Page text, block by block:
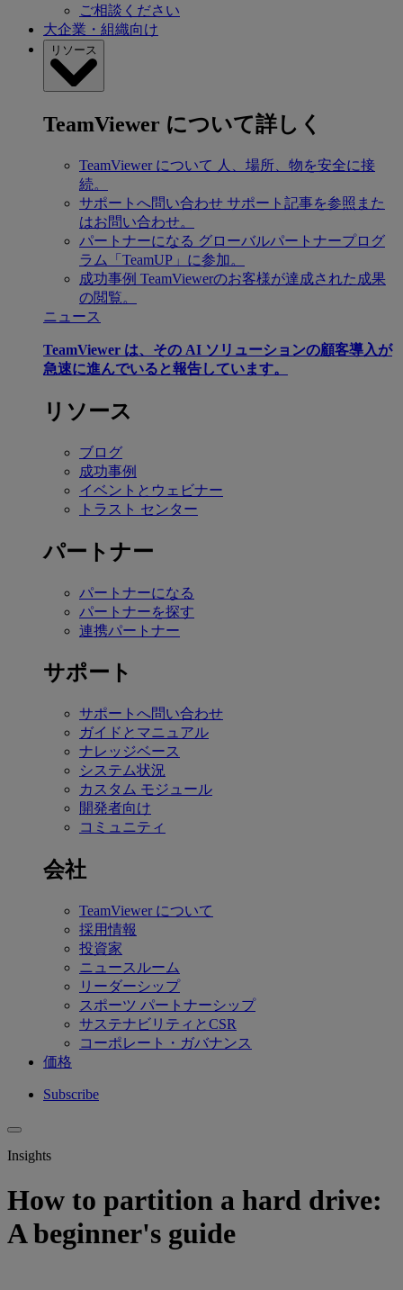
ご相談ください
大企業・組織向け
リソース
TeamViewer について詳しく
TeamViewer について 人、場所、物を安全に接
続。
サポートへ問い合わせ サポート記事を参照また
はお問い合わせ。
パートナーになる グローバルパートナープログ
ラム「TeamUP」に参加。
成功事例 TeamViewerのお客様が達成された成果
の閲覧。
ニュース
TeamViewer は、その AI ソリューションの顧客導入が
急速に進んでいると報告しています。
リソース
ブログ
成功事例
イベントとウェビナー
トラスト センター
パートナー
パートナーになる
パートナーを探す
連携パートナー
サポート
サポートへ問い合わせ
ガイドとマニュアル
ナレッジベース
システム状況
カスタム モジュール
開発者向け
コミュニティ
会社
TeamViewer について
採用情報
投資家
ニュースルーム
リーダーシップ
スポーツ パートナーシップ
サステナビリティとCSR
コーポレート・ガバナンス
価格
Subscribe
Insights
How to partition a hard drive:
A beginner's guide